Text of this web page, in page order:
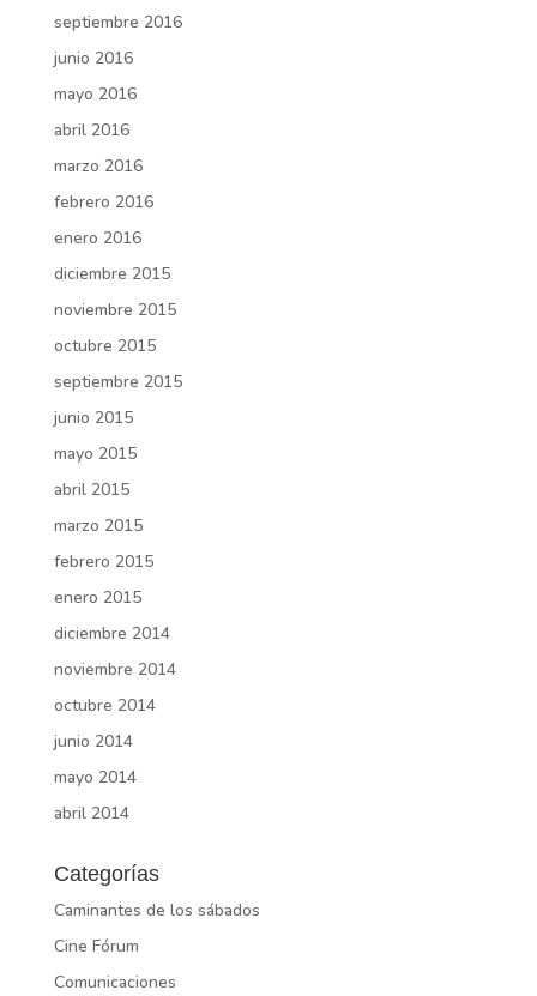
septiembre 2016
junio 2016
mayo 2016
abril 2016
marzo 2016
febrero 2016
enero 2016
diciembre 2015
noviembre 2015
octubre 2015
septiembre 2015
junio 2015
mayo 2015
abril 2015
marzo 2015
febrero 2015
enero 2015
diciembre 2014
noviembre 2014
octubre 2014
junio 2014
mayo 2014
abril 2014
Categorías
Caminantes de los sábados
Cine Fórum
Comunicaciones